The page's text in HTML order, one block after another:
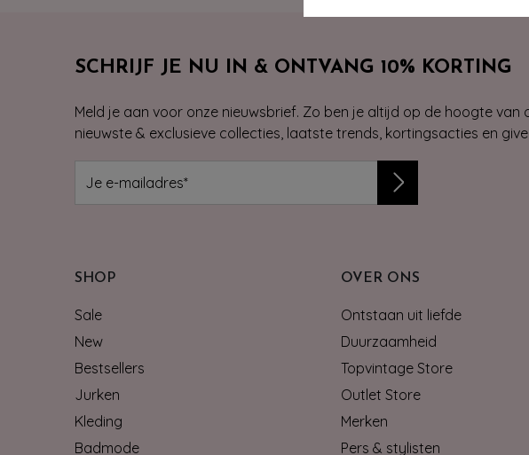
SCHRIJF JE NU IN & ONTVANG 10% KORTING
Meld je aan voor onze nieuwsbrief. Zo ben je altijd op de hoogte van
nieuwste & exclusieve collecties, laatste trends, kortingsacties en
SHOP
Sale
New
Bestsellers
Jurken
Kleding
Badmode
OVER ONS
Ontstaan uit liefde
Duurzaamheid
Topvintage Store
Outlet Store
Merken
Pers & stylisten